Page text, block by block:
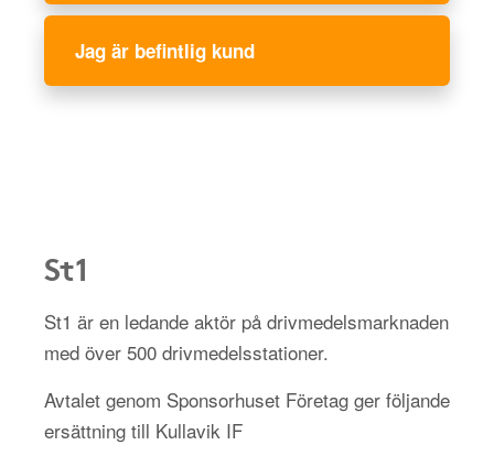
Jag är befintlig kund
St1
St1 är en ledande aktör på drivmedelsmarknaden
med över 500 drivmedelsstationer.
Avtalet genom Sponsorhuset Företag ger följande
ersättning till Kullavik IF